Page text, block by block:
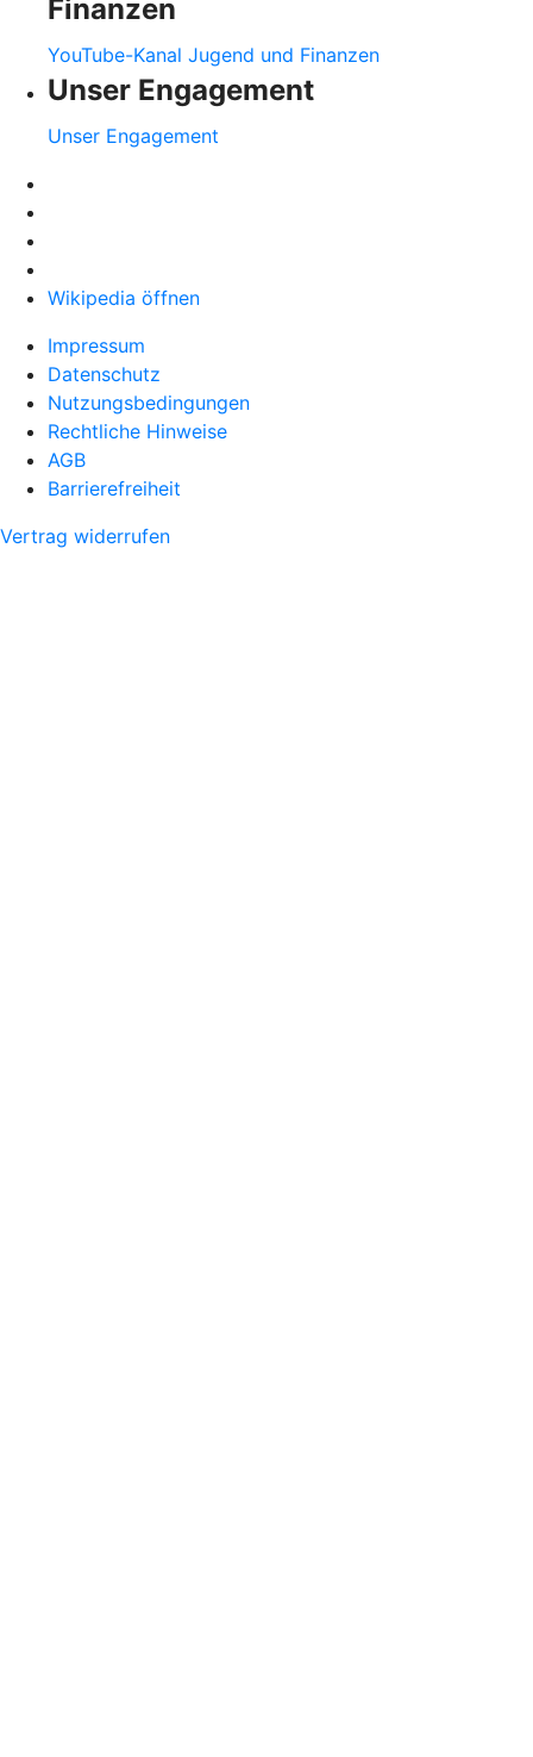
Finanzen
YouTube-Kanal Jugend und Finanzen
Unser Engagement
Unser Engagement
Wikipedia öffnen
Impressum
Datenschutz
Nutzungsbedingungen
Rechtliche Hinweise
AGB
Barrierefreiheit
Vertrag widerrufen